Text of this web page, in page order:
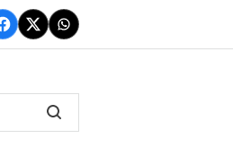
Facebook
TwitterWhatsApp